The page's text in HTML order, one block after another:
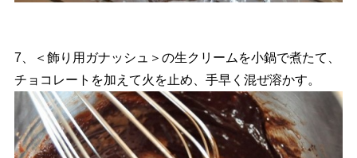
7、＜飾り用ガナッシュ＞の生クリームを小鍋で煮たて、
チョコレートを加えて火を止め、手早く混ぜ溶かす。